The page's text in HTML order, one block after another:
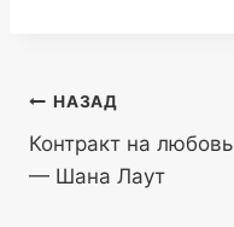
Навигация
по
записям
НАЗАД
Контракт на любовь
— Шана Лаут